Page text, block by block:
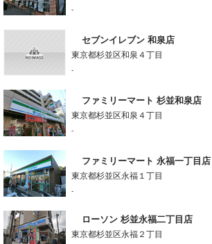
-
セブンイレブン 和泉店
東京都杉並区和泉４丁目
-
ファミリーマート 杉並和泉店
東京都杉並区和泉４丁目
-
ファミリーマート 永福一丁目店
東京都杉並区永福１丁目
-
ローソン 杉並永福二丁目店
東京都杉並区永福２丁目